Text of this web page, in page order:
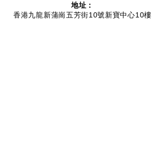
地址：
香港九龍新蒲崗五芳街10號新寶中心10樓